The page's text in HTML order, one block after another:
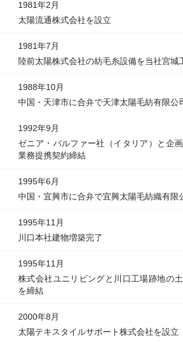
1981年2月
太陽流通株式会社を設立
1981年7月
陸前太陽株式会社の紡毛糸設備を当社宮城
1988年10月
中国・天津市に合弁で天津太陽毛紡有限公
1992年9月
ゼニア・バルファー社（イタリア）と企
業務提携契約締結
1995年6月
中国・宜興市に合弁で宜興太陽毛紡織有限
1995年11月
川口本社建物増築完了
1995年11月
株式会社ユニリビングと川口工場跡地の
を締結
2000年8月
太陽テキスタイルサポート株式会社を設立